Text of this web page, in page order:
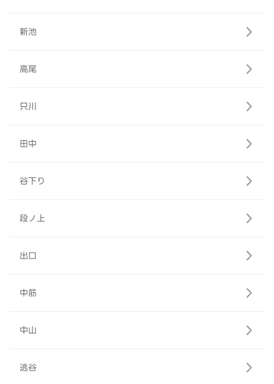
新池
高尾
只川
田中
谷下り
段ノ上
出口
中筋
中山
逃谷